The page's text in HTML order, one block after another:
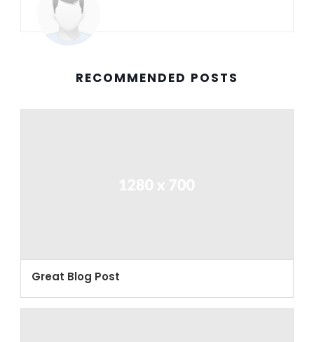
RECOMMENDED POSTS
Great Blog Post